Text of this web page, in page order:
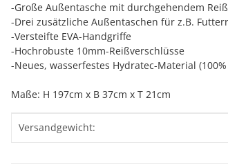
-Große Außentasche mit durchgehendem
-Drei zusätzliche Außentaschen für z.B.
-Versteifte EVA-Handgriffe
-Hochrobuste 10mm-Reißverschlüsse
-Neues, wasserfestes Hydratec-Material
Maße: H 197cm x B 37cm x T 21cm
Produkteigenschaft
Wert
Versandgewicht: